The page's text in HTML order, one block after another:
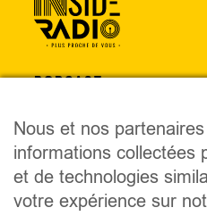
PODCAST
ANIMATEURS
CONCOURS
ÉVÈNEMENTS
CONTACT
Nous et nos
informations collectées
et de technologies
votre expérience sur